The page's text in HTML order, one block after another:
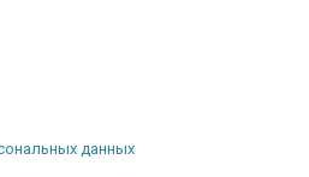
данных